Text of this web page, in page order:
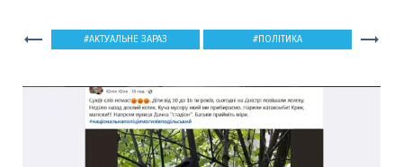
АКТУАЛЬНЕ ЗАРАЗ ПОЛІТИКА